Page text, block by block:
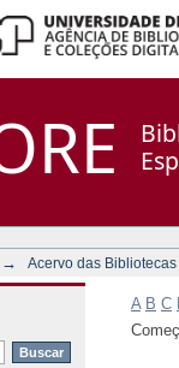
→ Acervo das Bibliotecas
A B C